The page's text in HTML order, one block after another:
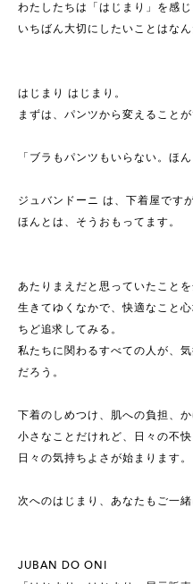
わたしたちは「はじまり」を感じ
いちばん大切にしたいことはな
はじまり はじまり。
まずは、パンツから変えること
「ブラもパンツもいらない。ほん
ジュバンドーニ は、下着屋ですが
ほんとは、そうおもってます。
あたりまえだと思っていたこと
生きてゆくなかで、快適なこと
ちど追求してみる。
私たちに関わるすべての人が、
だろう。
下着のしめつけ、肌への負担、か
小さなことだけれど、日々の不
日々の気持ちよさが始まります。
次へのはじまり、あなたもご一緒
JUBAN DO ONI